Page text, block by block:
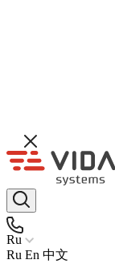
Ru
Ru En 中文